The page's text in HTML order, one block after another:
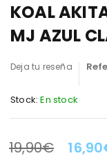
KOAL
MJ AZUL
Deja tu reseña
Stock: En stock
LA OFERTA TERMINA
19,90€ 16,90